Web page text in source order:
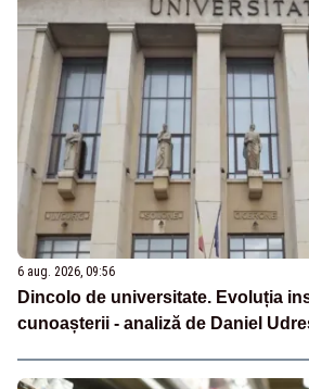
6 aug. 2026, 09:56
Dincolo de universitate. Evoluția
cunoașterii - analiză de Daniel